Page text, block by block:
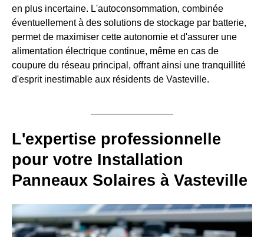
en plus incertaine. L'autoconsommation, combinée
éventuellement à des solutions de stockage par batterie,
permet de maximiser cette autonomie et d'assurer une
alimentation électrique continue, même en cas de
coupure du réseau principal, offrant ainsi une tranquillité
d'esprit inestimable aux résidents de Vasteville.
L'expertise professionnelle
pour votre Installation
Panneaux Solaires à Vasteville